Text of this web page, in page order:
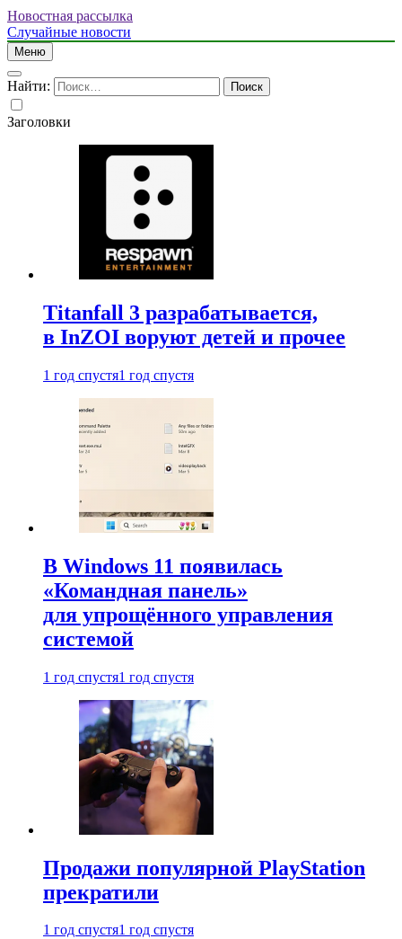
Новостная рассылка
Случайные новости
Меню
Найти:
Заголовки
Titanfall 3 разрабатывается,
в InZOI воруют детей и прочее
1 год спустя1 год спустя
В Windows 11 появилась
«Командная панель»
для упрощённого управления
системой
1 год спустя1 год спустя
Продажи популярной PlayStation
прекратили
1 год спустя1 год спустя